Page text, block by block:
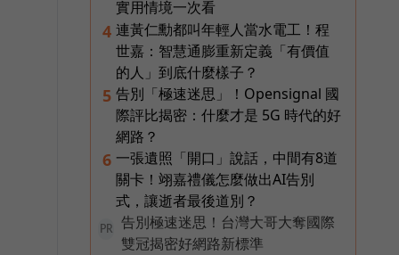
實用情境一次看
4 連黃仁勳都叫年輕人當水電工！程
世嘉：智慧通膨重新定義「有價值
的人」到底什麼樣子？
5 告別「極速迷思」！Opensignal 國
際評比揭密：什麼才是 5G 時代的好
網路？
6 一張遺照「開口」說話，中間有8道
關卡！翊嘉禮儀怎麼做出AI告別
式，讓逝者最後道別？
PR
告別極速迷思！台灣大哥大奪國際
雙冠揭密好網路新標準